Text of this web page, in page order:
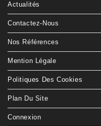
Actualités
Contactez-Nous
Nos Références
Mention Légale
Politiques Des Cookies
Plan Du Site
Connexion